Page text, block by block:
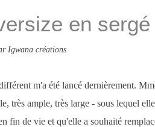
en
Igwana créations
m'a été lancé dernièrement.
très ample, très large - sous lequel
fin de vie et qu'elle a souhaité